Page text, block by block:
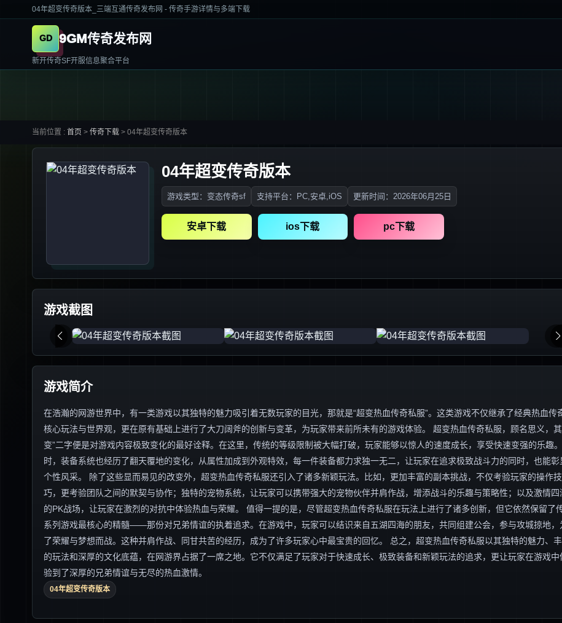
04年超变传奇版本_三端互通传奇发布网 - 传奇手游详情与多端下载
9GM传奇发布网
新开传奇SF开服信息聚合平台
当前位置 : 首页 > 传奇下载 > 04年超变传奇版本
04年超变传奇版本
游戏类型：变态传奇sf 支持平台：PC,安卓,iOS 更新时间：2026年06月25日
安卓下载 ios下载 pc下载
游戏截图
游戏简介
在浩瀚的网游世界中，有一类游戏以其独特的魅力吸引着无数玩家的目光，那就是“超变热血传奇私服”。这类游戏不仅继承了经典热血传
核心玩法与世界观，更在原有基础上进行了大刀阔斧的创新与变革，为玩家带来前所未有的游戏体验。 超变热血传奇私服，顾名思义，其
变”二字便是对游戏内容极致变化的最好诠释。在这里，传统的等级限制被大幅打破，玩家能够以惊人的速度成长，享受快速变强的乐趣
时，装备系统也经历了翻天覆地的变化，从属性加成到外观特效，每一件装备都力求独一无二，让玩家在追求极致战斗力的同时，也能彰
个性风采。 除了这些显而易见的改变外，超变热血传奇私服还引入了诸多新颖玩法。比如，更加丰富的副本挑战，不仅考验玩家的操作技
巧，更考验团队之间的默契与协作；独特的宠物系统，让玩家可以携带强大的宠物伙伴并肩作战，增添战斗的乐趣与策略性；以及激情四
的PK战场，让玩家在激烈的对抗中体验热血与荣耀。 值得一提的是，尽管超变热血传奇私服在玩法上进行了诸多创新，但它依然保留了
系列游戏最核心的精髓——那份对兄弟情谊的执着追求。在游戏中，玩家可以结识来自五湖四海的朋友，共同组建公会，参与攻城掠地，
了荣耀与梦想而战。这种并肩作战、同甘共苦的经历，成为了许多玩家心中最宝贵的回忆。 总之，超变热血传奇私服以其独特的魅力、
的玩法和深厚的文化底蕴，在网游界占据了一席之地。它不仅满足了玩家对于快速成长、极致装备和新颖玩法的追求，更让玩家在游戏中
验到了深厚的兄弟情谊与无尽的热血激情。
04年超变传奇版本